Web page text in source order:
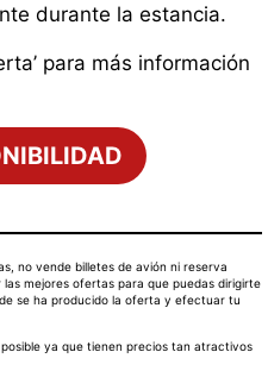
durante la estancia.
para más información
no vende billetes de avión ni reserva
mejores ofertas para que puedas dirigirte
se ha producido la oferta y efectuar tu
ya que tienen precios tan atractivos